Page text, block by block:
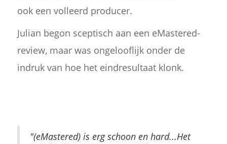
ook een volleerd producer.
Julian begon sceptisch aan een eMastered-
review, maar was ongelooflijk onder de
indruk van hoe het eindresultaat klonk.
"(eMastered) is erg schoon en hard...Het